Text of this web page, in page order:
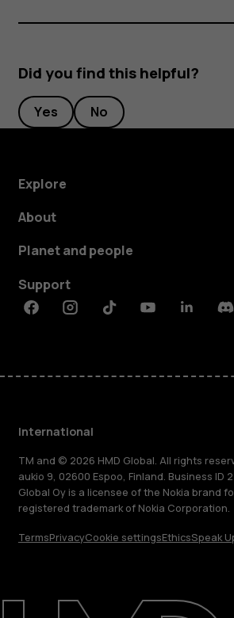
Repair, reuse, recycle
Did you find this helpful?
Yes No
Explore
About
Planet and people
Support
FacebookInstagramTiktokYoutubeLinkedin
International
TM and © 2026 HMD Global. All rights
aukio 9, 02600 Espoo, Finland. Business ID
Global Oy is a licensee of the Nokia brand
registered trademark of Nokia Corporation.
TermsPrivacyCookie settingsEthicsSpeak